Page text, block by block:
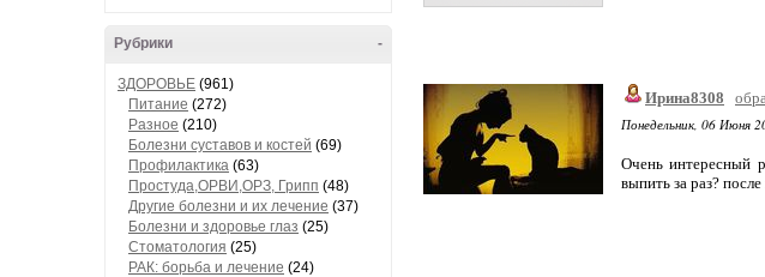
-
Рубрики
ЗДОРОВЬЕ (961)
Питание (272)
Разное (210)
Болезни суставов и костей (69)
Профилактика (63)
Простуда,ОРВИ,ОРЗ, Грипп (48)
Другие болезни и их лечение (37)
Болезни и здоровье глаз (25)
Стоматология (25)
РАК: борьба и лечение (24)
Ирина8308
Понедельник, 06 Июня
Очень интересный
выпить за раз?